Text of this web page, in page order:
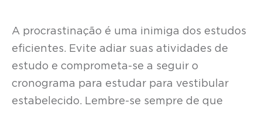
A procrastinação é uma inimiga dos estudos
eficientes. Evite adiar suas atividades de
estudo e comprometa-se a seguir o
cronograma para estudar para vestibular
estabelecido. Lembre-se sempre de que